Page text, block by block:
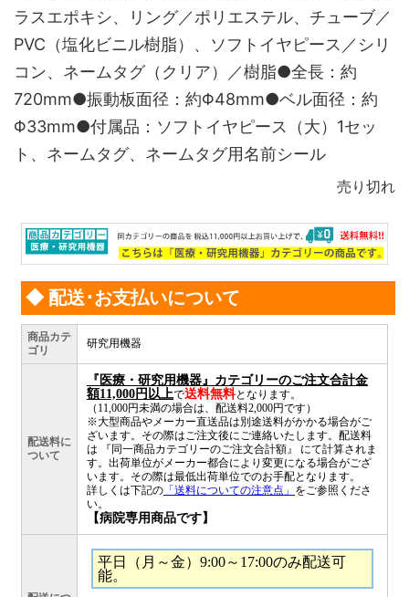
ラスエポキシ、リング／ポリエステル、チューブ／
PVC（塩化ビニル樹脂）、ソフトイヤピース／シリ
コン、ネームタグ（クリア）／樹脂●全長：約
720mm●振動板面径：約Φ48mm●ベル面径：約
Φ33mm●付属品：ソフトイヤピース（大）1セッ
ト、ネームタグ、ネームタグ用名前シール
売り切れ